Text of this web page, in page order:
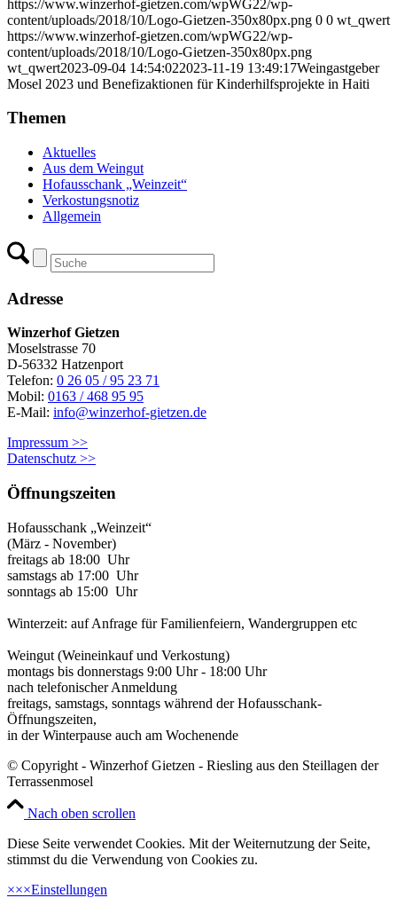
https://www.winzerhof-gietzen.com/wpWG22/wp-
content/uploads/2018/10/Logo-Gietzen-350x80px.png 0 0 wt_qwert
https://www.winzerhof-gietzen.com/wpWG22/wp-
content/uploads/2018/10/Logo-Gietzen-350x80px.png
wt_qwert2023-09-04 14:54:022023-11-19 13:49:17Weingastgeber
Mosel 2023 und Benefizaktionen für Kinderhilfsprojekte in Haiti
Themen
Aktuelles
Aus dem Weingut
Hofausschank „Weinzeit“
Verkostungsnotiz
Allgemein
Adresse
Winzerhof Gietzen
Moselstrasse 70
D-56332 Hatzenport
Telefon: 0 26 05 / 95 23 71
Mobil: 0163 / 468 95 95
E-Mail: info@winzerhof-gietzen.de
Impressum >>
Datenschutz >>
Öffnungszeiten
Hofausschank „Weinzeit“
(März - November)
freitags ab 18:00 Uhr
samstags ab 17:00 Uhr
sonntags ab 15:00 Uhr
Winterzeit: auf Anfrage für Familienfeiern, Wandergruppen etc
Weingut (Weineinkauf und Verkostung)
montags bis donnerstags 9:00 Uhr - 18:00 Uhr
nach telefonischer Anmeldung
freitags, samstags, sonntags während der Hofausschank-
Öffnungszeiten,
in der Winterpause auch am Wochenende
© Copyright - Winzerhof Gietzen - Riesling aus den Steillagen der
Terrassenmosel
Nach oben scrollen
Diese Seite verwendet Cookies. Mit der Weiternutzung der Seite,
stimmst du die Verwendung von Cookies zu.
×××Einstellungen